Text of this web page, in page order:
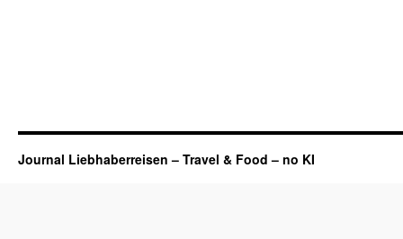
Journal Liebhaberreisen – Travel & Food – no KI